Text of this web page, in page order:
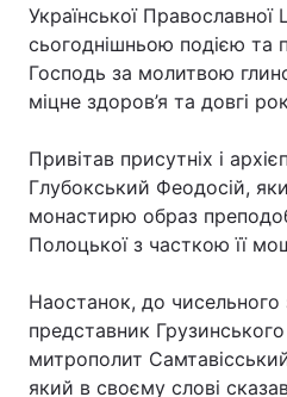
Української Православної
сьогоднішньою подією
Господь за молитвою
міцне здоров’я та довгі
Привітав присутніх і
Глубокський Феодосій,
монастирю образ
Полоцької з часткою її
Наостанок, до чисельного
представник
митрополит
який в своєму слові